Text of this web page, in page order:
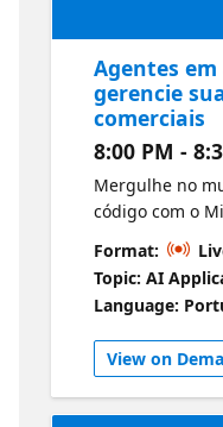
Agentes
gerencie
comerciais
8:00 PM -
Mergulhe no
código com o
SharePoint.
capacita
personalizar,
que simplificam
aumentam a
Format:
Topic: AI
Language:
View on